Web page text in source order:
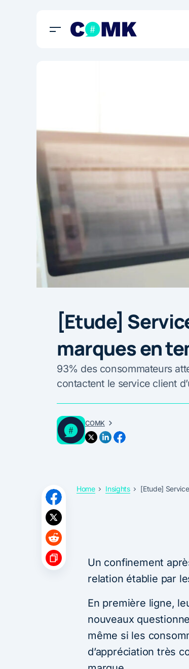
[Etude]
marques en
93% des consommateurs
contactent le service client
COMK
Home Insights [Etude]
Un confinement
relation établie par
En première ligne,
nouveaux
même si les
d’appréciation très